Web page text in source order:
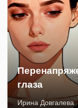
глаза
Ирина Довгалева